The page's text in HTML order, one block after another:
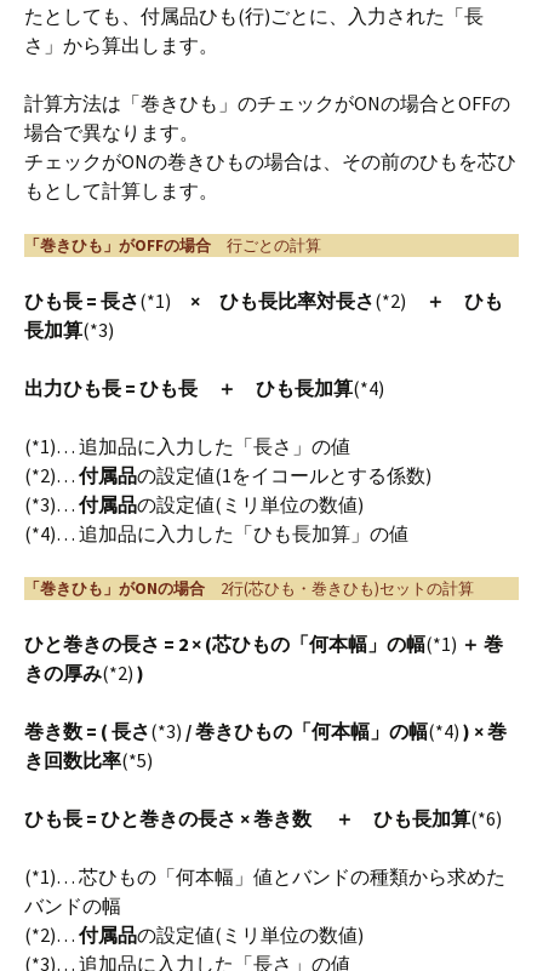
たとしても、付属品ひも(行)ごとに、入力された「長
さ」から算出します。
計算方法は「巻きひも」のチェックがONの場合とOFFの
場合で異なります。
チェックがONの巻きひもの場合は、その前のひもを芯ひ
もとして計算します。
「巻きひも」がOFFの場合 行ごとの計算
ひも長 = 長さ(*1) × ひも長比率対長さ(*2)
＋ ひも
長加算(*3)
出力ひも長 = ひも長 ＋ ひも長加算(*4)
(*1)… 追加品に入力した「長さ」の値
(*2)… 付属品の設定値(1をイコールとする係数)
(*3)… 付属品の設定値(ミリ単位の数値)
(*4)… 追加品に入力した「ひも長加算」の値
「巻きひも」がONの場合 2行(芯ひも・巻きひも)セットの計算
ひと巻きの長さ = 2 × (芯ひもの「何本幅」の幅(*1) ＋ 巻
きの厚み(*2) )
巻き数 = ( 長さ(*3) / 巻きひもの「何本幅」の幅(*4) ) × 巻
き回数比率(*5)
ひも長 = ひと巻きの長さ × 巻き数 ＋ ひも長加算(*6)
(*1)… 芯ひもの「何本幅」値とバンドの種類から求めた
バンドの幅
(*2)… 付属品の設定値(ミリ単位の数値)
(*3)… 追加品に入力した「長さ」の値